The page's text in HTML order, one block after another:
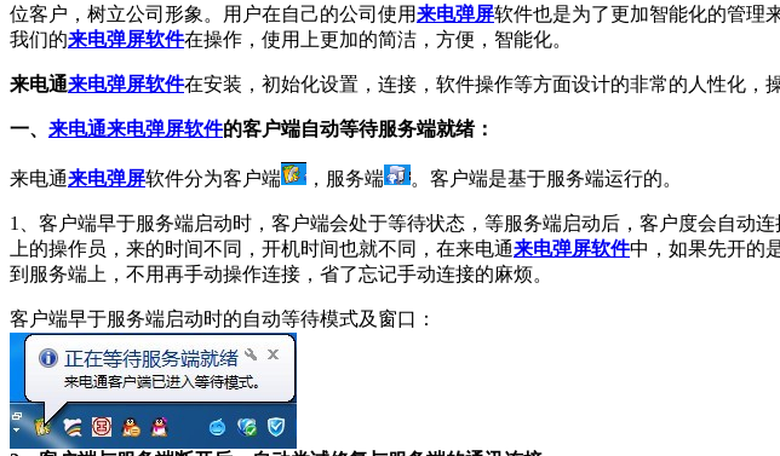
位客户，树立公司形象。用户在自己的公司使用来电弹屏软件也是为了更加智能化的管理
我们的来电弹屏软件在操作，使用上更加的简洁，方便，智能化。
来电通来电弹屏软件在安装，初始化设置，连接，软件操作等方面设计的非常的人性化，
一、 来电通来电弹屏软件的客户端自动等待服务端就绪：
来电通来电弹屏软件分为客户端 ，服务端 。客户端是基于服务端运行的。
1、客户端早于服务端启动时，客户端会处于等待状态，等服务端启动后，客户度会自动
上的操作员，来的时间不同，开机时间也就不同，在来电通来电弹屏软件中，如果先开的
到服务端上，不用再手动操作连接，省了忘记手动连接的麻烦。
客户端早于服务端启动时的自动等待模式及窗口：